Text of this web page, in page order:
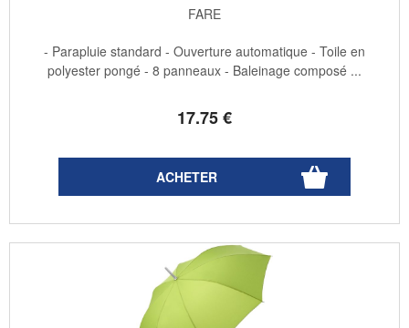
FARE
17.75€
- Parapluie standard - Ouverture automatique - Toile en
polyester pongé - 8 panneaux - Baleinage composé ...